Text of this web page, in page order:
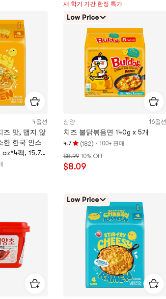
개
별,
새 학기 기간 한정 특가
4옵션
즈 맛, 맵지 않
한 한국 인스
oz*4팩, 15.7
Low Price
삼양 16옵션
치즈 불닭볶음면 140g x 5개
4.7
평
점
4.7
(182) · 100+ 판매
$8.99 10% OFF
$8.09
Low Price